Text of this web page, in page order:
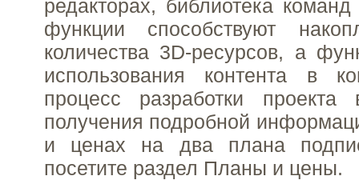
редакторах, библиотека
функции способствуют
количества 3D-ресурсов, а
использования контента в
процесс разработки
получения подробной
и ценах на два плана
посетите раздел Планы и цены.